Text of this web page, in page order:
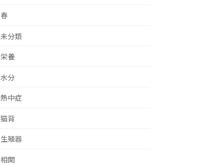
春
未分類
栄養
水分
熱中症
猫背
生殖器
相関